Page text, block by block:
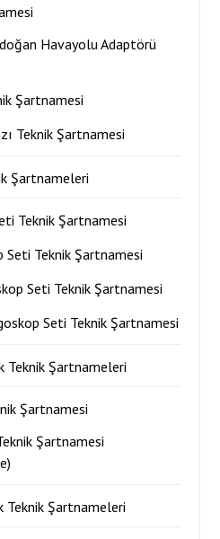
Havayolu Adaptörü
Şartnamesi
Teknik Şartnamesi
Şartnameleri
Teknik Şartnamesi
Seti Teknik Şartnamesi
Seti Teknik Şartnamesi
Seti Teknik Şartnamesi
Teknik Şartnameleri
Şartnamesi
Şartnamesi
Teknik Şartnameleri